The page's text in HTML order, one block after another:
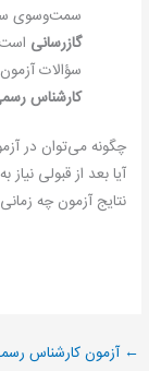
سمت‌وسوی
گازرسانی
سؤالات
کارشناس
چگونه می‌توان در
آیا بعد از قبولی
نتایج آزمون چه
← آزمون کارشناس